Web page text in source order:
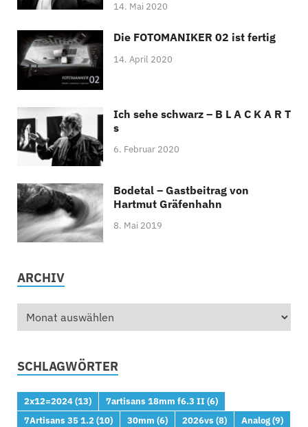
14. Mai 2020
Die FOTOMANIKER 02 ist fertig
14. April 2020
Ich sehe schwarz – B L A C K A R T
s
6. Februar 2020
Bodetal – Gastbeitrag von
Hartmut Gräfenhahn
8. Mai 2019
ARCHIV
SCHLAGWÖRTER
2x12=2024(13) 7artisans 18mm f6.3 II (6)
7Artisans 35 1.2(10) 30mm (6) 2026vs (8) Analog(9)